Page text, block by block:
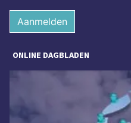
Aanmelden
ONLINE DAGBLADEN